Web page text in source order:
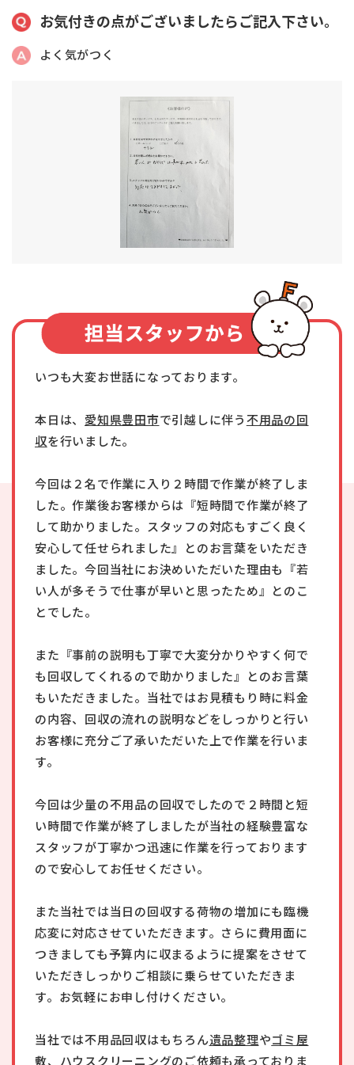
お気付きの点がございましたらご記入下さい。
よく気がつく
いつも大変お世話になっております。
本日は、 愛知県豊田市で引越しに伴う不用品の回
収を行いました。
今回は２名で作業に入り２時間で作業が終了しま
した。作業後お客様からは『短時間で作業が終了
して助かりました。スタッフの対応もすごく良く
安心して任せられました』とのお言葉をいただき
ました。今回当社にお決めいただいた理由も『若
い人が多そうで仕事が早いと思ったため』とのこ
とでした。
また『事前の説明も丁寧で大変分かりやすく何で
も回収してくれるので助かりました』とのお言葉
もいただきました。当社ではお見積もり時に料金
の内容、回収の流れの説明などをしっかりと行い
お客様に充分ご了承いただいた上で作業を行いま
す。
今回は少量の不用品の回収でしたので２時間と短
い時間で作業が終了しましたが当社の経験豊富な
スタッフが丁寧かつ迅速に作業を行っております
ので安心してお任せください。
また当社では当日の回収する荷物の増加にも臨機
応変に対応させていただきます。さらに費用面に
つきましても予算内に収まるように提案をさせて
いただきしっかりご相談に乗らせていただきま
す。お気軽にお申し付けください。
当社では不用品回収はもちろん遺品整理やゴミ屋
敷、 ハウスクリーニングのご依頼も承っておりま